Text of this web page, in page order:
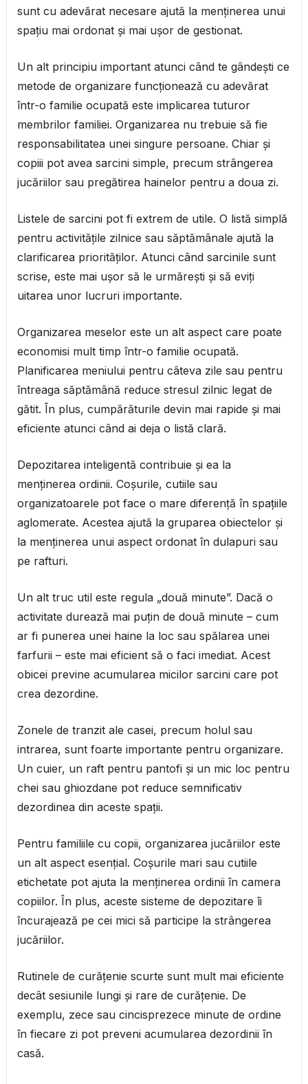
sunt cu adevărat necesare ajută la menținerea unui
spațiu mai ordonat și mai ușor de gestionat.
Un alt principiu important atunci când te gândești ce
metode de organizare funcționează cu adevărat
într-o familie ocupată este implicarea tuturor
membrilor familiei. Organizarea nu trebuie să fie
responsabilitatea unei singure persoane. Chiar și
copiii pot avea sarcini simple, precum strângerea
jucăriilor sau pregătirea hainelor pentru a doua zi.
Listele de sarcini pot fi extrem de utile. O listă simplă
pentru activitățile zilnice sau săptămânale ajută la
clarificarea priorităților. Atunci când sarcinile sunt
scrise, este mai ușor să le urmărești și să eviți
uitarea unor lucruri importante.
Organizarea meselor este un alt aspect care poate
economisi mult timp într-o familie ocupată.
Planificarea meniului pentru câteva zile sau pentru
întreaga săptămână reduce stresul zilnic legat de
gătit. În plus, cumpărăturile devin mai rapide și mai
eficiente atunci când ai deja o listă clară.
Depozitarea inteligentă contribuie și ea la
menținerea ordinii. Coșurile, cutiile sau
organizatoarele pot face o mare diferență în spațiile
aglomerate. Acestea ajută la gruparea obiectelor și
la menținerea unui aspect ordonat în dulapuri sau
pe rafturi.
Un alt truc util este regula „două minute”. Dacă o
activitate durează mai puțin de două minute – cum
ar fi punerea unei haine la loc sau spălarea unei
farfurii – este mai eficient să o faci imediat. Acest
obicei previne acumularea micilor sarcini care pot
crea dezordine.
Zonele de tranzit ale casei, precum holul sau
intrarea, sunt foarte importante pentru organizare.
Un cuier, un raft pentru pantofi și un mic loc pentru
chei sau ghiozdane pot reduce semnificativ
dezordinea din aceste spații.
Pentru familiile cu copii, organizarea jucăriilor este
un alt aspect esențial. Coșurile mari sau cutiile
etichetate pot ajuta la menținerea ordinii în camera
copiilor. În plus, aceste sisteme de depozitare îi
încurajează pe cei mici să participe la strângerea
jucăriilor.
Rutinele de curățenie scurte sunt mult mai eficiente
decât sesiunile lungi și rare de curățenie. De
exemplu, zece sau cincisprezece minute de ordine
în fiecare zi pot preveni acumularea dezordinii în
casă.